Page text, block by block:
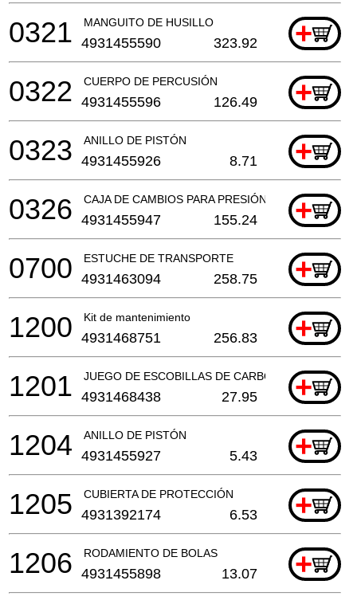
MANGUITO DE HUSILLO +
0321 4931455590 323.92
CUERPO DE PERCUSIÓN +
0322 4931455596 126.49
ANILLO DE PISTÓN +
0323 4931455926 8.71
CAJA DE CAMBIOS PARA PRESIÓN DE CARTUCHO
+
0326 4931455947 155.24
ESTUCHE DE TRANSPORTE +
0700 4931463094 258.75
Kit de mantenimiento +
1200 4931468751 256.83
JUEGO DE ESCOBILLAS DE CARBÓN +
1201 4931468438 27.95
ANILLO DE PISTÓN +
1204 4931455927 5.43
CUBIERTA DE PROTECCIÓN +
1205 4931392174 6.53
RODAMIENTO DE BOLAS +
1206 4931455898 13.07